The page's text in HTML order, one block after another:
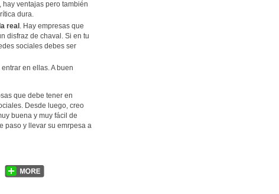
hay ventajas pero también
dura.
real . Hay empresas que
disfraz de chaval. Si en tu
sociales debes ser
en ellas. A buen
que debe tener en
Desde luego, creo
buena y muy fácil de
paso y llevar su emrpesa a